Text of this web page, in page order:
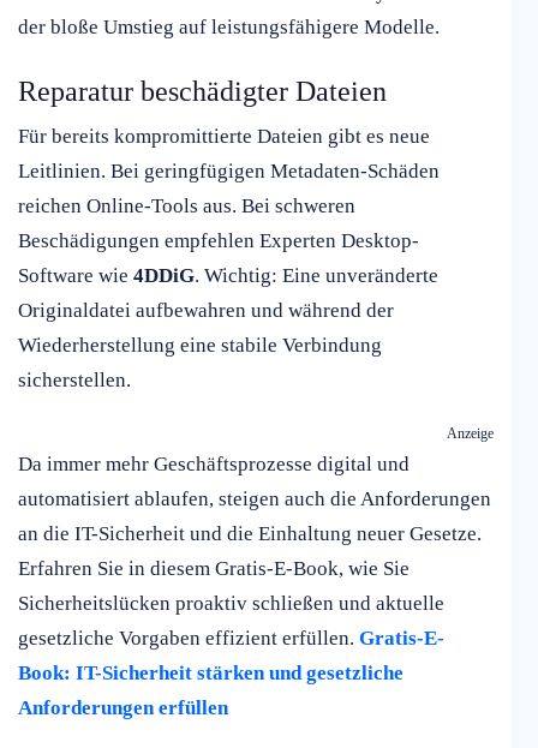
der bloße Umstieg auf leistungsfähigere Modelle.
Reparatur beschädigter Dateien
Für bereits kompromittierte Dateien gibt es neue
Leitlinien. Bei geringfügigen Metadaten-Schäden
reichen Online-Tools aus. Bei schweren
Beschädigungen empfehlen Experten Desktop-
Software wie 4DDiG. Wichtig: Eine unveränderte
Originaldatei aufbewahren und während der
Wiederherstellung eine stabile Verbindung
sicherstellen.
Anzeige
Da immer mehr Geschäftsprozesse digital und
automatisiert ablaufen, steigen auch die Anforderungen
an die IT-Sicherheit und die Einhaltung neuer Gesetze.
Erfahren Sie in diesem Gratis-E-Book, wie Sie
Sicherheitslücken proaktiv schließen und aktuelle
gesetzliche Vorgaben effizient erfüllen. Gratis-E-
Book: IT-Sicherheit stärken und gesetzliche
Anforderungen erfüllen